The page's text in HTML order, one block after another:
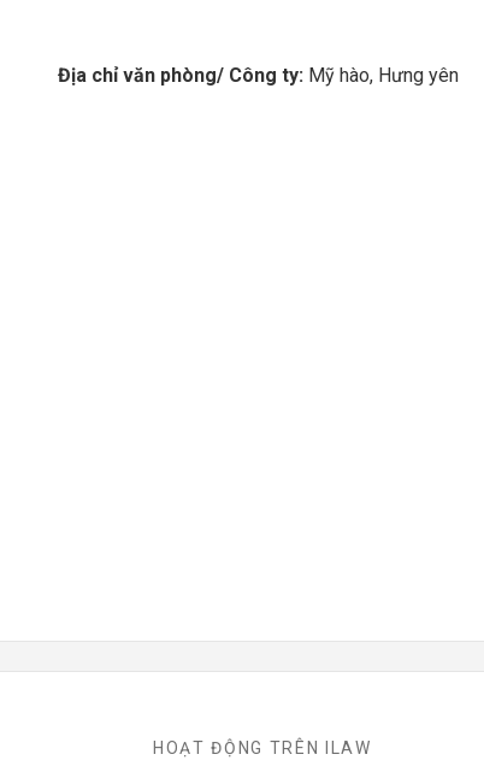
Địa chỉ văn phòng/ Công ty: Mỹ hào, Hưng yên
HOẠT ĐỘNG TRÊN ILAW